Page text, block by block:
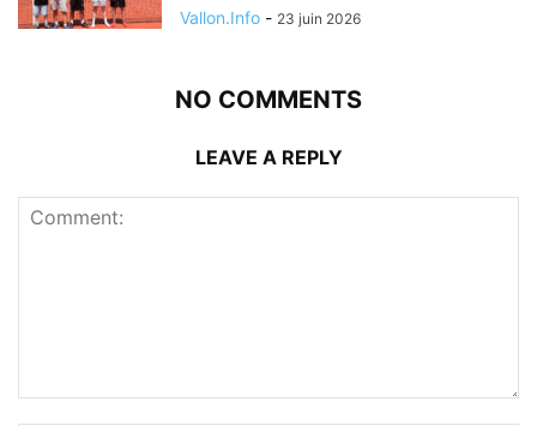
Vallon.Info - 23 juin 2026
NO COMMENTS
LEAVE A REPLY